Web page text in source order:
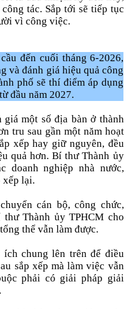
tác. Sắp tới sẽ tiếp tục
vì công việc.
đến cuối tháng 6-2026,
và đánh giá hiệu quả công
phố sẽ thí điểm áp dụng
đầu năm 2027.
một số địa bàn ở thành
tru sau gần một năm hoạt
xếp hay giữ nguyên, đều
quả hơn. Bí thư Thành ủy
doanh nghiệp nhà nước,
xếp lại.
cán bộ, công chức,
Thành ủy TPHCM cho
thể vẫn làm được.
chung lên trên để điều
sắp xếp mà làm việc vẫn
phải có giải pháp giải